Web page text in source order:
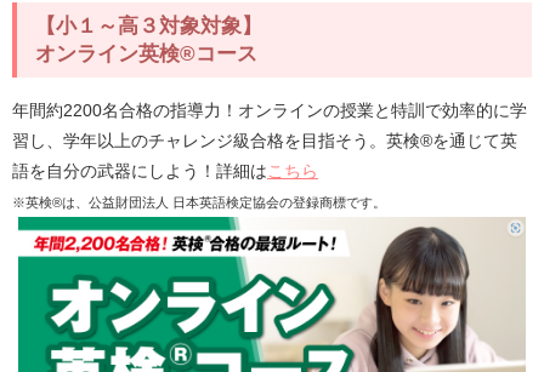
【小１～高３対象対象】
オンライン英検®コース
年間約2200名合格の指導力！オンラインの授業と特訓で効率的に学
習し、学年以上のチャレンジ級合格を目指そう。英検®を通じて英
語を自分の武器にしよう！詳細はこちら
※英検®は、公益財団法人 日本英語検定協会の登録商標です。